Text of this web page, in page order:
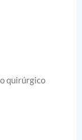
quirúrgico